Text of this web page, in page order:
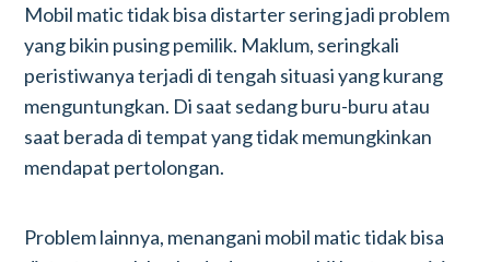
Mobil matic tidak bisa distarter sering jadi problem
yang bikin pusing pemilik. Maklum, seringkali
peristiwanya terjadi di tengah situasi yang kurang
menguntungkan. Di saat sedang buru-buru atau
saat berada di tempat yang tidak memungkinkan
mendapat pertolongan.
Problem lainnya, menangani mobil matic tidak bisa